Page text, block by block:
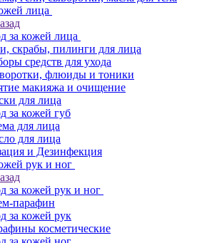
лица
за кожей лица
скрабы, пилинги для лица
средств для ухода
флюиды и тоники
макияжа и очищение
для лица
за кожей губ
для лица
для лица
и Дезинфекция
рук и ног
за кожей рук и ног
парафин
за кожей рук
косметические